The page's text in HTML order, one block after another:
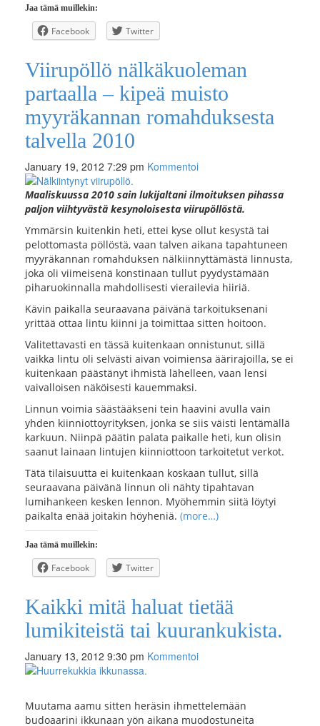
Jaa tämä muillekin:
Facebook Twitter
Viirupöllö nälkäkuoleman
partaalla – kipeä muisto
myyräkannan romahduksesta
talvella 2010
January 19, 2012 7:29 pm Kommentoi
Maaliskuussa 2010 sain lukijaltani ilmoituksen pihassa
paljon viihtyvästä kesynoloisesta viirupöllöstä.
Ymmärsin kuitenkin heti, ettei kyse ollut kesystä tai
pelottomasta pöllöstä, vaan talven aikana tapahtuneen
myyräkannan romahduksen nälkiinnyttämästä linnusta,
joka oli viimeisenä konstinaan tullut pyydystämään
piharuokinnalla mahdollisesti vierailevia hiiriä.
Kävin paikalla seuraavana päivänä tarkoituksenani
yrittää ottaa lintu kiinni ja toimittaa sitten hoitoon.
Valitettavasti en tässä kuitenkaan onnistunut, sillä
vaikka lintu oli selvästi aivan voimiensa äärirajoilla, se ei
kuitenkaan päästänyt ihmistä lähelleen, vaan lensi
vaivalloisen näköisesti kauemmaksi.
Linnun voimia säästääkseni tein haavini avulla vain
yhden kiinniottoyrityksen, jonka se siis väisti lentämällä
karkuun. Niinpä päätin palata paikalle heti, kun olisin
saanut lainaan lintujen kiinniottoon tarkoitetut verkot.
Tätä tilaisuutta ei kuitenkaan koskaan tullut, sillä
seuraavana päivänä linnun oli nähty tipahtavan
lumihankeen kesken lennon. Myöhemmin siitä löytyi
paikalta enää joitakin höyheniä. (more…)
Jaa tämä muillekin:
Facebook Twitter
Kaikki mitä haluat tietää
lumikiteistä tai kuurankukista.
January 13, 2012 9:30 pm Kommentoi
Muutama aamu sitten heräsin ihmettelemään
budoaarini ikkunaan yön aikana muodostuneita